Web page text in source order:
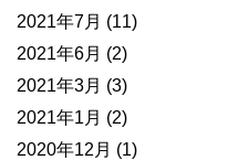
2021年7月 (11)
2021年6月 (2)
2021年3月 (3)
2021年1月 (2)
2020年12月 (1)